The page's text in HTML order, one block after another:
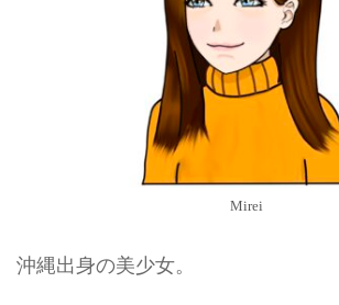
Mirei
沖縄出身の美少女。